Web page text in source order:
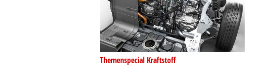
Themenspecial Kraftstoff